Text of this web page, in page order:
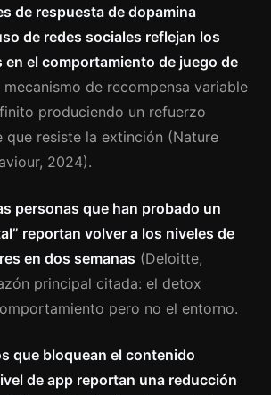
de respuesta de dopamina
de redes sociales reflejan los
en el comportamiento de juego de
mecanismo de recompensa variable
produciendo un refuerzo
que resiste la extinción (Nature
2024).
personas que han probado un
reportan volver a los niveles de
en dos semanas (Deloitte,
principal citada: el detox
pero no el entorno.
que bloquean el contenido
de app reportan una reducción